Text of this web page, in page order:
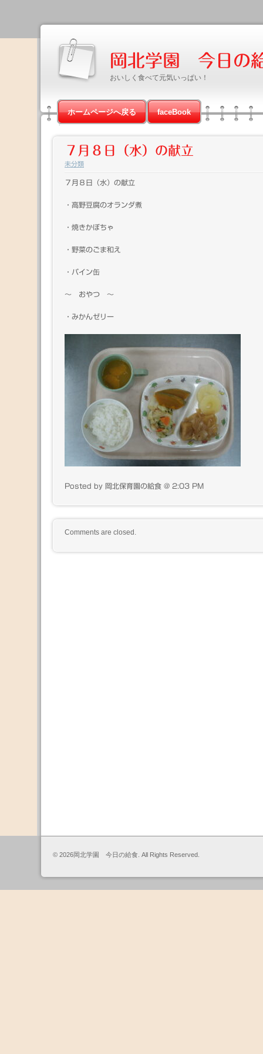
岡北学園 今日の
おいしく食べて元気いっぱい！
ホームページへ戻る faceBook
７月８日（水）の献立
未分類
７月８日（水）の献立
・高野豆腐のオランダ煮
・焼きかぼちゃ
・野菜のごま和え
・パイン缶
～ おやつ ～
・みかんゼリー
Posted by 岡北保育園の給食 @ 2:03 PM
Comments are closed.
© 2026岡北学園 今日の給食. All Rights Reserved.